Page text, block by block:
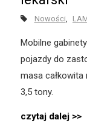
Nowości
Mobilne
pojazdy do
masa całkowita
3,5 tony.
czytaj dalej